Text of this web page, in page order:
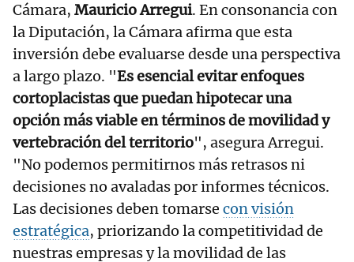
Cámara, Mauricio Arregui. En consonancia con
la Diputación, la Cámara afirma que esta
inversión debe evaluarse desde una perspectiva
a largo plazo. "Es esencial evitar enfoques
cortoplacistas que puedan hipotecar una
opción más viable en términos de movilidad y
vertebración del territorio", asegura Arregui.
"No podemos permitirnos más retrasos ni
decisiones no avaladas por informes técnicos.
Las decisiones deben tomarse con visión
estratégica, priorizando la competitividad de
nuestras empresas y la movilidad de las